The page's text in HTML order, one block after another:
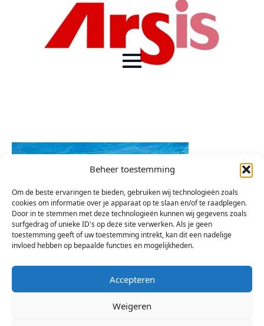
Beheer toestemming
Om de beste ervaringen te bieden, gebruiken wij technologieën zoals
cookies om informatie over je apparaat op te slaan en/of te raadplegen.
Door in te stemmen met deze technologieën kunnen wij gegevens zoals
surfgedrag of unieke ID's op deze site verwerken. Als je geen
toestemming geeft of uw toestemming intrekt, kan dit een nadelige
invloed hebben op bepaalde functies en mogelijkheden.
Accepteren
Weigeren